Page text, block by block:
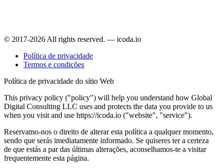
© 2017-2026 All rights reserved. — icoda.io
Política de privacidade
Termos e condições
Política de privacidade do sítio Web
This privacy policy ("policy") will help you understand how Global
Digital Consulting LLC uses and protects the data you provide to us
when you visit and use https://icoda.io ("website", "service").
Reservamo-nos o direito de alterar esta política a qualquer momento,
sendo que serás imediatamente informado. Se quiseres ter a certeza
de que estás a par das últimas alterações, aconselhamos-te a visitar
frequentemente esta página.